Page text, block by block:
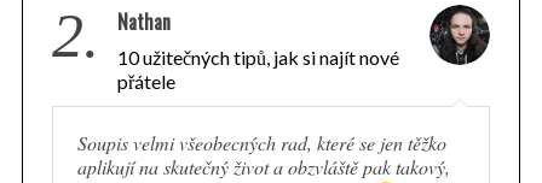
2. Nathan
10 užitečných tipů, jak si najít nové
přátele
Soupis velmi všeobecných rad, které se jen těžko
aplikují na skutečný život a obzvláště pak takový,